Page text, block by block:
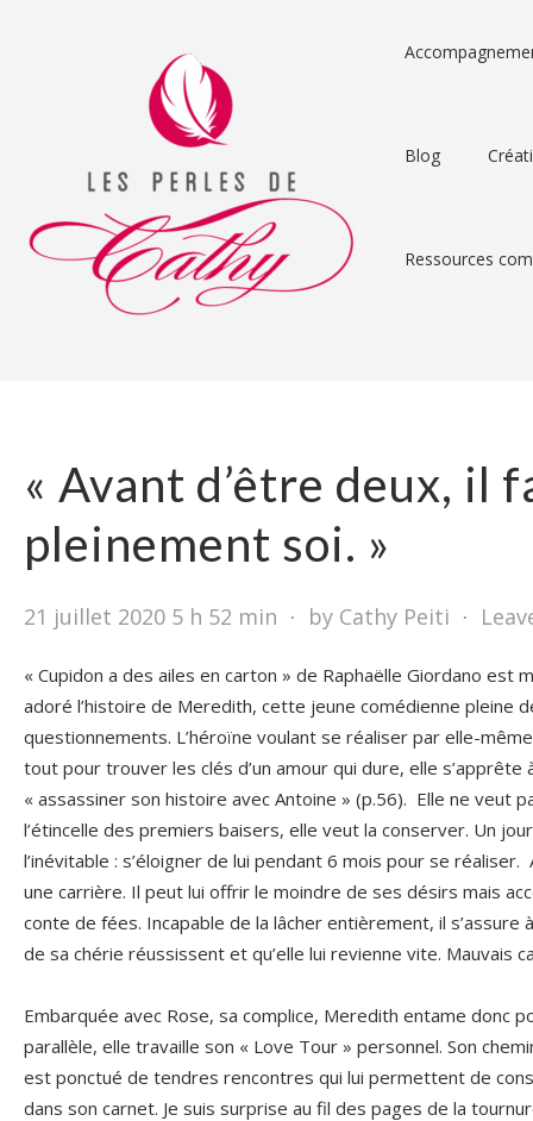
Blog
Ressources
« Avant d’être deux, il
pleinement soi. »
21 juillet 2020 5 h 52 min ⋅ by Cathy Peiti ⋅
« Cupidon a des ailes en carton » de Raphaëlle Giordano est
adoré l’histoire de Meredith, cette jeune comédienne pleine
questionnements. L’héroïne voulant se réaliser par elle-
tout pour trouver les clés d’un amour qui dure, elle s’apprête
« assassiner son histoire avec Antoine » (p.56). Elle ne veut
l’étincelle des premiers baisers, elle veut la conserver. Un
l’inévitable : s’éloigner de lui pendant 6 mois pour se
une carrière. Il peut lui offrir le moindre de ses désirs mais
conte de fées. Incapable de la lâcher entièrement, il s’assure
de sa chérie réussissent et qu’elle lui revienne vite. Mauvais
Embarquée avec Rose, sa complice, Meredith entame donc
parallèle, elle travaille son « Love Tour » personnel. Son
est ponctué de tendres rencontres qui lui permettent de
dans son carnet. Je suis surprise au fil des pages de la